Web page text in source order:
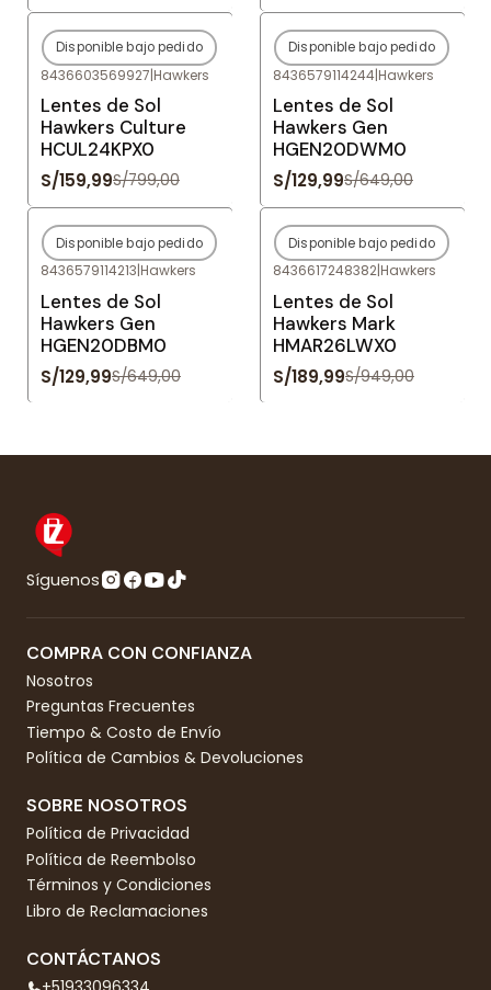
-80%OFF
Agotado
Disponible bajo pedido
8436603569927|Hawkers
Lentes de Sol
Hawkers Culture
HCUL24KPX0
S/159,99S/799,00
-80%OFF
Agotado
Disponible bajo pedido
8436579114244|Hawkers
Lentes de Sol
Hawkers Gen
HGEN20DWM0
S/129,99S/649,00
-80%OFF
Agotado
Disponible bajo pedido
8436579114213|Hawkers
Lentes de Sol
Hawkers Gen
HGEN20DBM0
S/129,99S/649,00
-80%OFF
Agotado
Disponible bajo pedido
8436617248382|Hawkers
Lentes de Sol
Hawkers Mark
HMAR26LWX0
S/189,99S/949,00
Síguenos
COMPRA CON CONFIANZA
Nosotros
Preguntas Frecuentes
Tiempo & Costo de Envío
Política de Cambios & Devoluciones
SOBRE NOSOTROS
Política de Privacidad
Política de Reembolso
Términos y Condiciones
Libro de Reclamaciones
CONTÁCTANOS